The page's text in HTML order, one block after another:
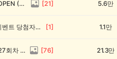
전원 1,000캐시! 🥳 우리 동네 썰전 14회차 OPEN (~8/17) [21] 5.6만
💰[당첨자 발표] 26회차 우리 동네 정보왕 이벤트 당첨자를 발표합니다! [1] 1.1만
💸 전원 2,000캐시 지급! 우리 동네 정보왕 27회차 (~8/10) [76] 21.3만